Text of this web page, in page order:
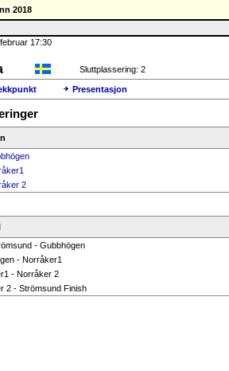
2018
17:30
Sluttplassering: 2
Presentasjon
2
- Gubbhögen
- Norråker1
- Norråker 2
2 - Strömsund Finish